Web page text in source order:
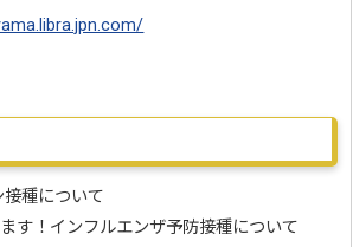
種について
す！インフルエンザ予防接種について